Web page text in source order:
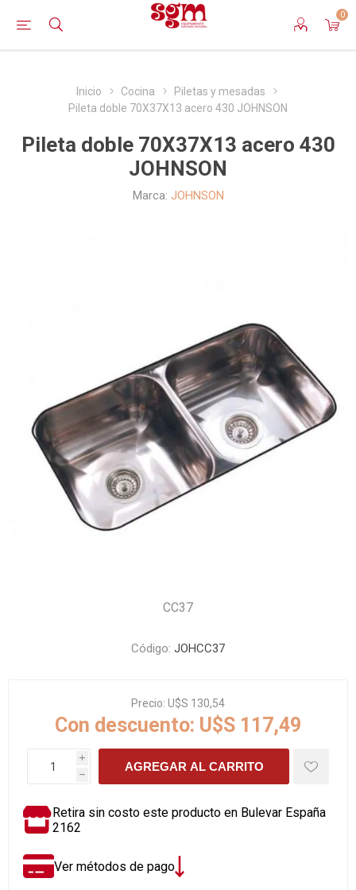
0
Inicio Cocina
Piletas y mesadas
Pileta doble 70X37X13 acero 430 JOHNSON
Pileta doble 70X37X13 acero 430
JOHNSON
Marca: JOHNSON
CC37
Código: JOHCC37
Precio: U$S 130,54
Con descuento: U$S 117,49
i
h
AGREGAR AL CARRITO
Retira sin costo este producto en Bulevar España
2162
Ver métodos de pago